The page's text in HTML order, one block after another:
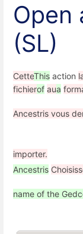
Open
(SL)
CetteThis action
fichierof aua
Ancestris vous
importer.
Ancestris
name of the